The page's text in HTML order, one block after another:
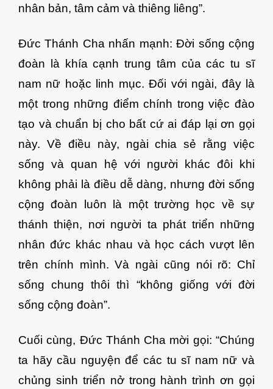
nhân bản, tâm cảm và thiêng liêng”.
Đức Thánh Cha nhấn mạnh: Đời sống cộng
đoàn là khía cạnh trung tâm của các tu sĩ
nam nữ hoặc linh mục. Đối với ngài, đây là
một trong những điểm chính trong việc đào
tạo và chuẩn bị cho bất cứ ai đáp lại ơn gọi
này. Về điều này, ngài chia sẻ rằng việc
sống và quan hệ với người khác đôi khi
không phải là điều dễ dàng, nhưng đời sống
cộng đoàn luôn là một trường học về sự
thánh thiện, nơi người ta phát triển những
nhân đức khác nhau và học cách vượt lên
trên chính mình. Và ngài cũng nói rõ: Chỉ
sống chung thôi thì “không giống với đời
sống cộng đoàn”.
Cuối cùng, Đức Thánh Cha mời gọi: “Chúng
ta hãy cầu nguyện để các tu sĩ nam nữ và
chủng sinh triển nở trong hành trình ơn gọi